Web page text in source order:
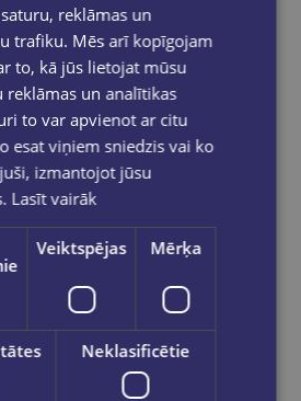
E-grāmata
REBEKA JAROSA
€18.60
reklāmas un
trafiku. Mēs arī kopīgojam
to, kā jūs lietojat mūsu
reklāmas un analītikas
to var apvienot ar citu
esat viņiem sniedzis vai ko
izmantojot jūsu
Lasīt vairāk
Veiktspējas Mērķa
Neklasificētie